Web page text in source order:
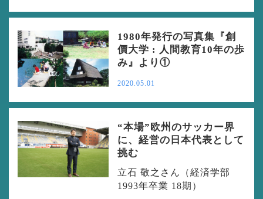
1980年発行の写真集『創
價大学 : 人間教育10年の歩
み』より①
2020.05.01
“本場”欧州のサッカー界
に、経営の日本代表として
挑む
立石 敬之さん（経済学部
1993年卒業 18期）